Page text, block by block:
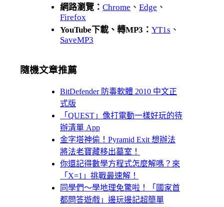
網路瀏覽： Chrome 、 Edge 、
Firefox
YouTube下載、轉MP3： YT1s 、
SaveMP3
隨機文章推薦
BitDefender 防毒軟體 2010 中文正
式版
「QUEST」像打電動一樣好玩的待
辦清單 App
金字塔神偷！Pyramid Exit 想辦法
將法老寶藏移出墓室！
你還記得數學方程式怎麼解嗎？來
「X=1」挑戰最速解！
同學們～學地理免驚啦！「國家首
都問答遊戲」邊玩邊記超簡單